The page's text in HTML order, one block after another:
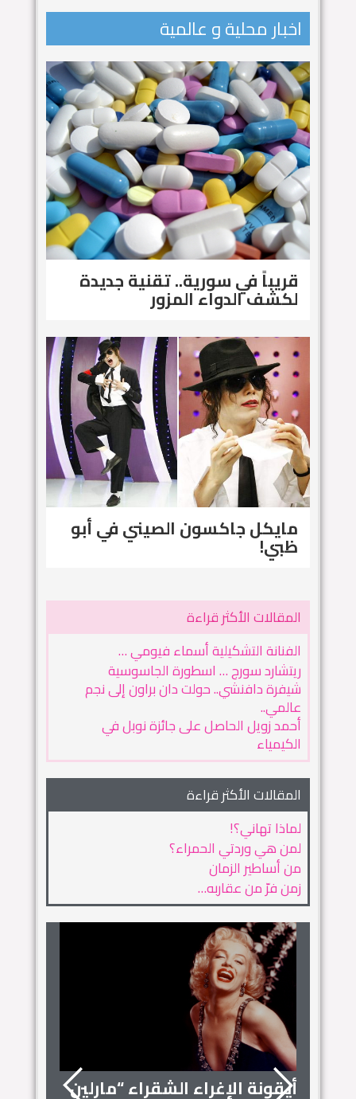
اخبار محلية و عالمية
قريباً في سورية.. تقنية جديدة
لكشف الدواء المزور
مايكل جاكسون الصيني في أبو
ظبي!
المقالات الأكثر قراءة
الفنانة التشكيلية أسماء فيومي …
ريتشارد سورج … اسطورة الجاسوسية
شيفرة دافنشي.. حولت دان براون إلى نجم
عالمي..
أحمد زويل الحاصل على جائزة نوبل في
الكيمياء
المقالات الأكثر قراءة
لماذا تهاني؟!
لمن هي وردتي الحمراء؟
من أساطير الزمان
زمن فرّ من عقاربه…
أيقونة الإغراء الشقراء “مارلين